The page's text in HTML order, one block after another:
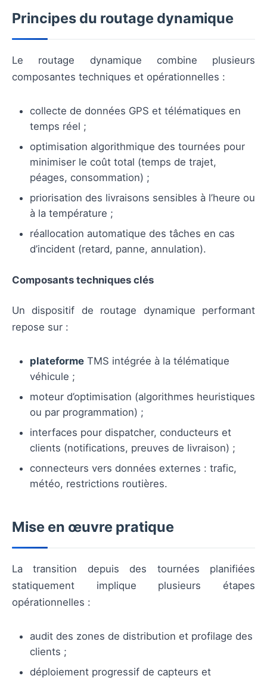
Principes du routage dynamique
Le routage dynamique combine plusieurs
composantes techniques et opérationnelles :
collecte de données GPS et télématiques en
temps réel ;
optimisation algorithmique des tournées pour
minimiser le coût total (temps de trajet,
péages, consommation) ;
priorisation des livraisons sensibles à l’heure ou
à la température ;
réallocation automatique des tâches en cas
d’incident (retard, panne, annulation).
Composants techniques clés
Un dispositif de routage dynamique performant
repose sur :
plateforme TMS intégrée à la télématique
véhicule ;
moteur d’optimisation (algorithmes heuristiques
ou par programmation) ;
interfaces pour dispatcher, conducteurs et
clients (notifications, preuves de livraison) ;
connecteurs vers données externes : trafic,
météo, restrictions routières.
Mise en œuvre pratique
La transition depuis des tournées planifiées
statiquement implique plusieurs étapes
opérationnelles :
audit des zones de distribution et profilage des
clients ;
déploiement progressif de capteurs et